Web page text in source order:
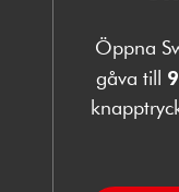
Öppna
gåva till